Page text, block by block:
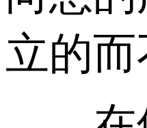
立的